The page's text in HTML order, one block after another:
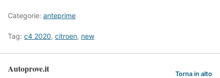
Categorie: anteprime
Tag: c4 2020, citroen, new
Autoprove.it Torna in alto